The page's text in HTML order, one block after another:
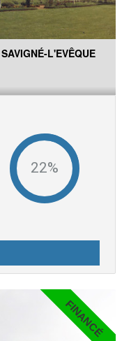
de la musique classique,
solistes du Mans et de la
L'EVÊQUE
FINANCÉ